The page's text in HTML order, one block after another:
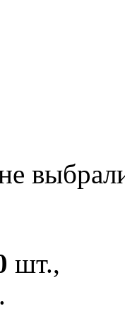
шт.,